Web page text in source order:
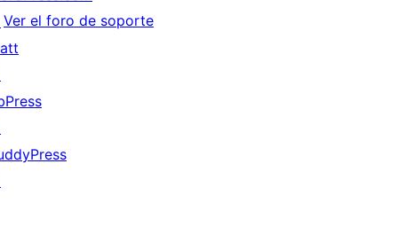
Ver el foro de soporte